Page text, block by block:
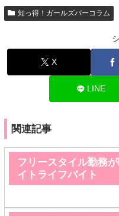
知っ得！ガールズバーコラム
X
LINE
関連記事
フリースタイル勤務
イトライフバイト